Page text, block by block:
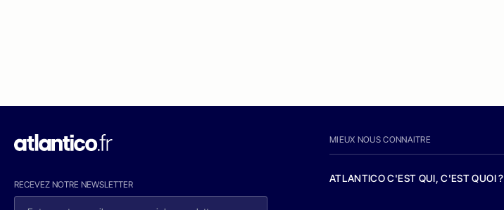
RECEVEZ NOTRE NEWSLETTER
MIEUX NOUS CONNAITRE
ATLANTICO C'EST QUI, C'EST QUOI ?